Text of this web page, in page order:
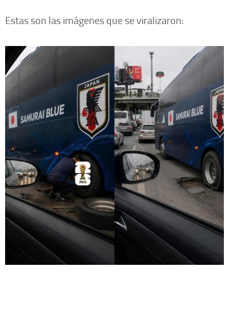
Estas son las imágenes que se viralizaron: